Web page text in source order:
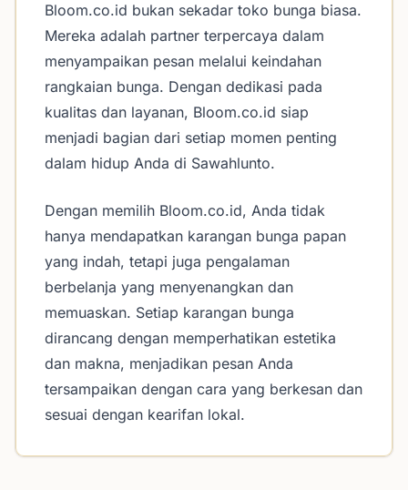
Bloom.co.id bukan sekadar toko bunga biasa.
Mereka adalah partner terpercaya dalam
menyampaikan pesan melalui keindahan
rangkaian bunga. Dengan dedikasi pada
kualitas dan layanan, Bloom.co.id siap
menjadi bagian dari setiap momen penting
dalam hidup Anda di Sawahlunto.
Dengan memilih Bloom.co.id, Anda tidak
hanya mendapatkan karangan bunga papan
yang indah, tetapi juga pengalaman
berbelanja yang menyenangkan dan
memuaskan. Setiap karangan bunga
dirancang dengan memperhatikan estetika
dan makna, menjadikan pesan Anda
tersampaikan dengan cara yang berkesan dan
sesuai dengan kearifan lokal.